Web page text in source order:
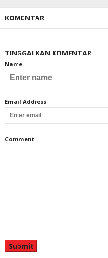
KOMENTAR
TINGGALKAN KOMENTAR
Name
Email Address
Comment